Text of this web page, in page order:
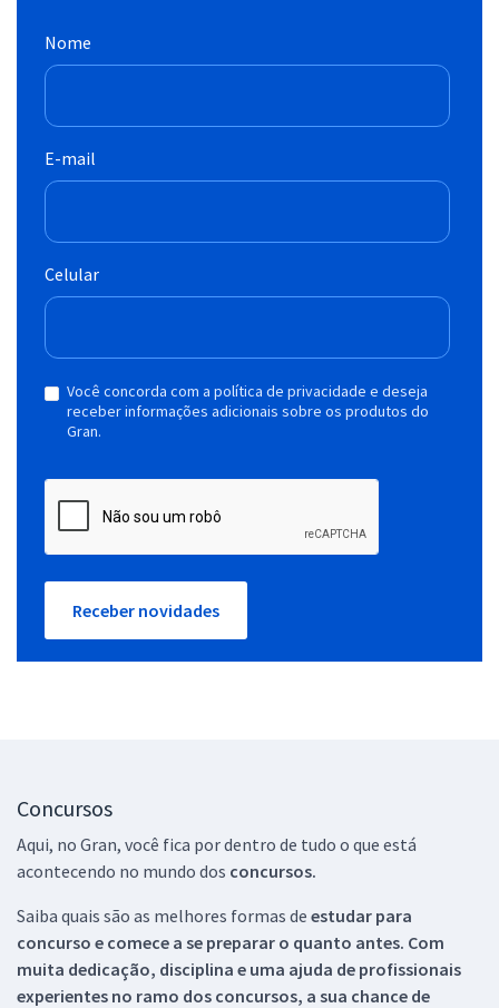
Nome
E-mail
Celular
Você concorda com a política de privacidade e deseja
receber informações adicionais sobre os produtos do
Gran.
Receber novidades
Concursos
Aqui, no Gran, você fica por dentro de tudo o que está
acontecendo no mundo dos concursos.
Saiba quais são as melhores formas de estudar para
concurso e comece a se preparar o quanto antes. Com
muita dedicação, disciplina e uma ajuda de profissionais
experientes no ramo dos concursos, a sua chance de